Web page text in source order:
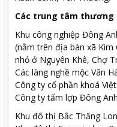
Các trung tâm thương
Khu công nghiệp Đông
(nằm trên địa bàn xã Kim
nhỏ ở Nguyên Khê, Chợ
Các làng nghề mộc Vân
Công ty cổ phần khoá
Công ty tấm lợp Đông
Khu đô thị Bắc Thăng